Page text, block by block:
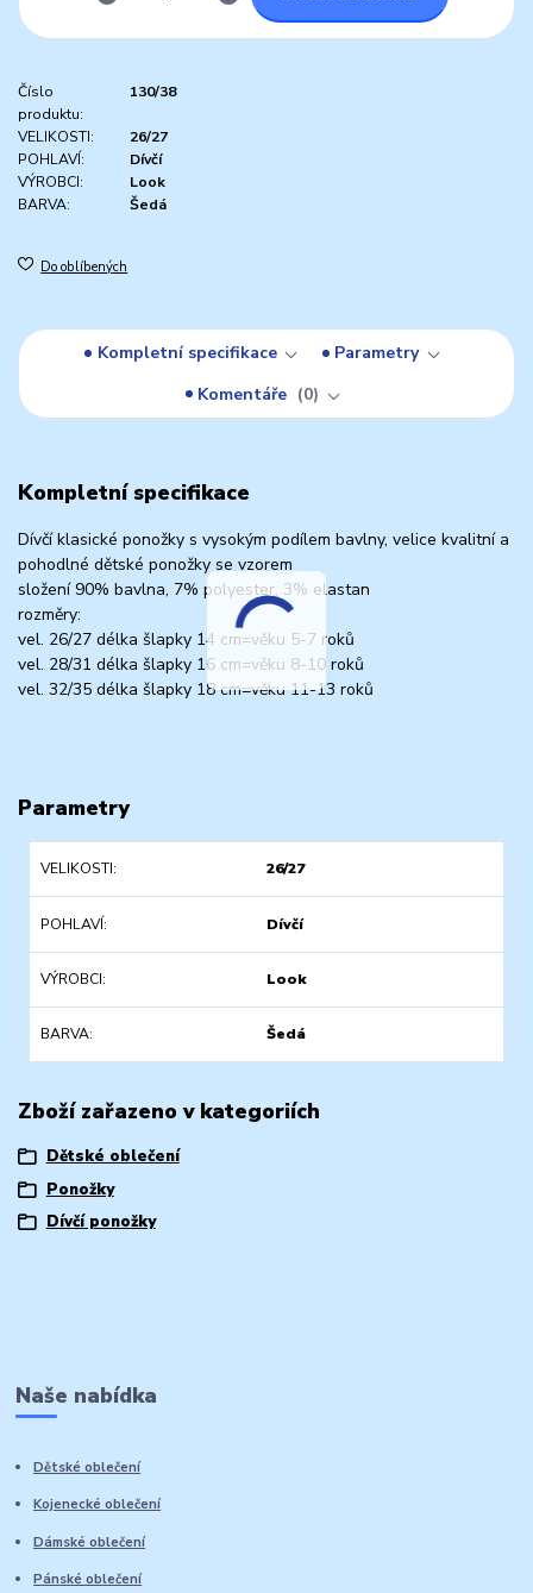
Číslo
produktu:
130/38
VELIKOSTI:
26/27
POHLAVÍ:
Dívčí
VÝROBCI:
Look
BARVA:
Šedá
Do oblíbených
Kompletní specifikace
Parametry
Komentáře
0
Kompletní specifikace
Dívčí klasické ponožky s vysokým podílem bavlny, velice kvalitní a
pohodlné dětské ponožky se vzorem
složení 90% bavlna, 7% polyester, 3% elastan
rozměry:
vel. 26/27 délka šlapky 14 cm=věku 5-7 roků
vel. 28/31 délka šlapky 16 cm=věku 8-10 roků
vel. 32/35 délka šlapky 18 cm=věku 11-13 roků
Parametry
VELIKOSTI 26/27
POHLAVÍ Dívčí
VÝROBCI Look
BARVA Šedá
Zboží zařazeno v kategoriích
Dětské oblečení
Ponožky
Dívčí ponožky
Naše nabídka
Dětské oblečení
Kojenecké oblečení
Dámské oblečení
Pánské oblečení